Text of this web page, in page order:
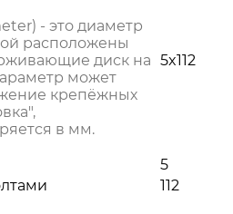
- это диаметр
расположены
диск на
может
крепёжных
в мм.
5x112
5
112